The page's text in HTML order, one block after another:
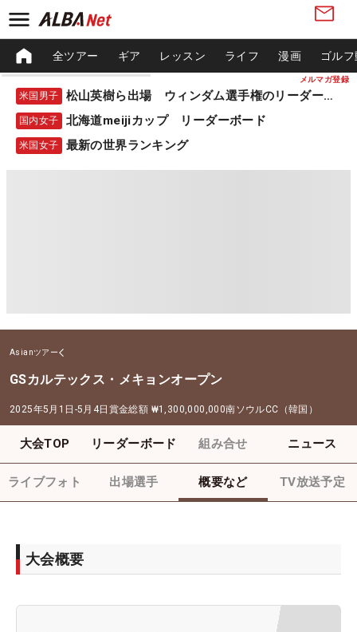
メルマガ登録
全ツアー ギア レッスン ライフ 漫画 ゴル
米国男子 松山英樹ら出場 ウィンダム選手権のリーダーボード
国内女子 北海道meijiカップ リーダーボード
米国女子 最新の世界ランキング
Asianツアー
GSカルテックス・メキョンオープン
2025年5月1日-5月4日 賞金総額 ₩1,300,000,000南ソウルCC（韓国）
大会TOP リーダーボード 組み合せ ニュース
ライブフォト 出場選手 概要など TV放送予定
大会概要